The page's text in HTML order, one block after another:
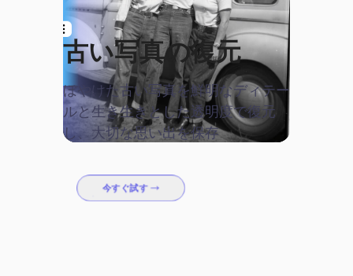
古い写真の復元
ぼやけた古い写真を鮮明なディテー
ルと生き生きとした透明度で復元
し、大切な思い出を保存
今すぐ試す